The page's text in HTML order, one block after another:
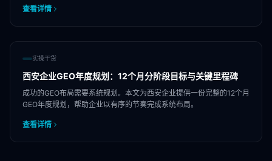
查看详情
实操干货
西安企业GEO年度规划：12个月分阶段目标与关键里程碑
成功的GEO布局需要系统规划。本文为西安企业提供一份完整的12个月
GEO年度规划，帮助企业以有序的节奏完成系统布局。
查看详情